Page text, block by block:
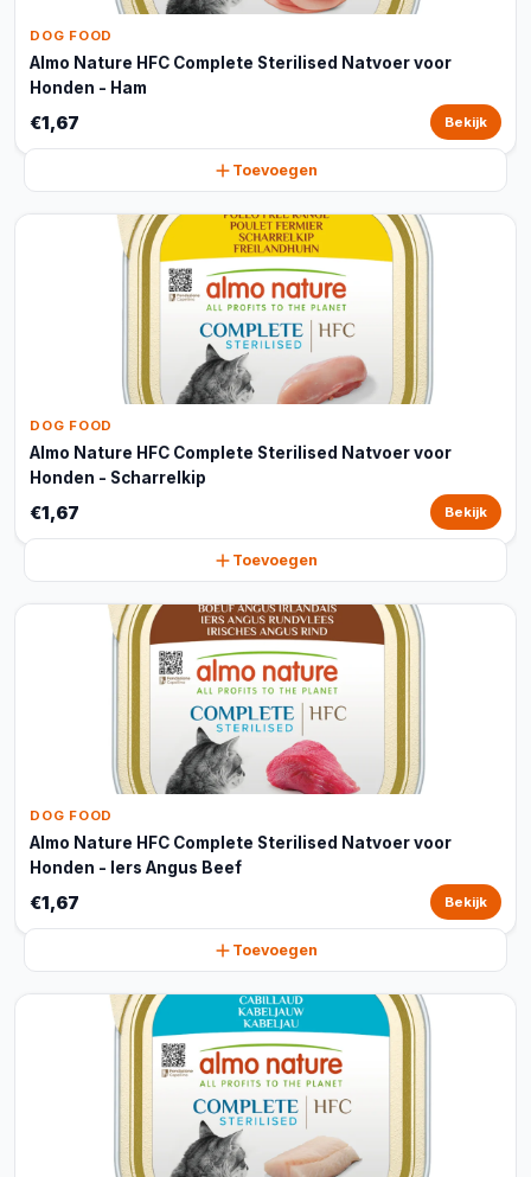
DOG FOOD
Almo Nature HFC Complete Sterilised Natvoer voor
Honden - Ham
€1,67 Bekijk
Toevoegen
DOG FOOD
Almo Nature HFC Complete Sterilised Natvoer voor
Honden - Scharrelkip
€1,67 Bekijk
Toevoegen
DOG FOOD
Almo Nature HFC Complete Sterilised Natvoer voor
Honden - Iers Angus Beef
€1,67 Bekijk
Toevoegen